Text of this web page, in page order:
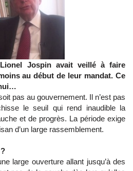
Jospin avait veillé à faire
au début de leur mandat. Ce
pas au gouvernement. Il n’est pas
le seuil qui rend inaudible la
et de progrès. La période exige
d’un large rassemblement.
large ouverture allant jusqu’à des